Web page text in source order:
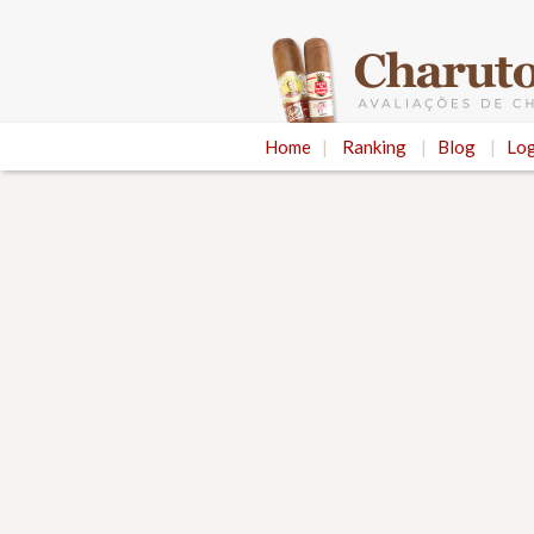
Home | Ranking | Blog |